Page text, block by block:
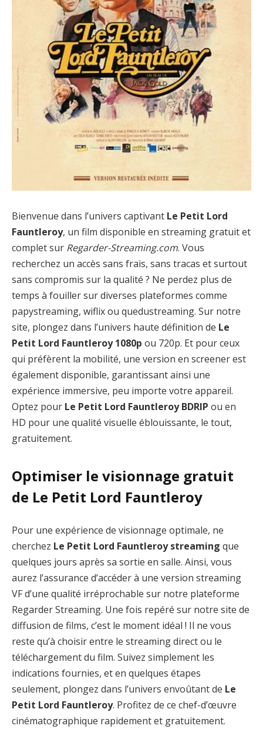
Bienvenue dans l’univers captivant Le Petit Lord
Fauntleroy, un film disponible en streaming gratuit et
complet sur Regarder-Streaming.com. Vous
recherchez un accès sans frais, sans tracas et surtout
sans compromis sur la qualité ? Ne perdez plus de
temps à fouiller sur diverses plateformes comme
papystreaming, wiflix ou quedustreaming. Sur notre
site, plongez dans l’univers haute définition de Le
Petit Lord Fauntleroy 1080p ou 720p. Et pour ceux
qui préfèrent la mobilité, une version en screener est
également disponible, garantissant ainsi une
expérience immersive, peu importe votre appareil.
Optez pour Le Petit Lord Fauntleroy BDRIP ou en
HD pour une qualité visuelle éblouissante, le tout,
gratuitement.
Optimiser le visionnage gratuit
de Le Petit Lord Fauntleroy
Pour une expérience de visionnage optimale, ne
cherchez Le Petit Lord Fauntleroy streaming que
quelques jours après sa sortie en salle. Ainsi, vous
aurez l’assurance d’accéder à une version streaming
VF d’une qualité irréprochable sur notre plateforme
Regarder Streaming. Une fois repéré sur notre site de
diffusion de films, c’est le moment idéal ! Il ne vous
reste qu’à choisir entre le streaming direct ou le
téléchargement du film. Suivez simplement les
indications fournies, et en quelques étapes
seulement, plongez dans l’univers envoûtant de Le
Petit Lord Fauntleroy. Profitez de ce chef-d’œuvre
cinématographique rapidement et gratuitement.